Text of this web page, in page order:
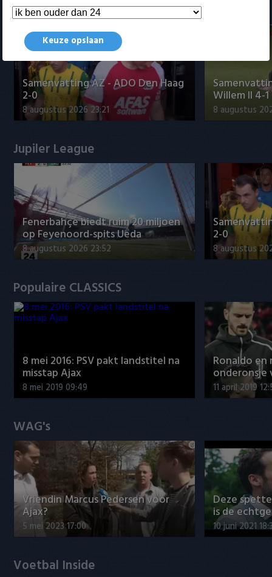
Samenvattingen Eredivisie
Samenvatting AZ - ADO Den Haag
2-0
8 augustus 2026 23:21
Willem II 4-1
8 augustus
Jupiler League
Fenerbahçe biedt ruim 20 miljoen
op Feyenoord-spits Ueda
8 augustus 2026 23:52
2-0
8 augustus
Populaire CLASSICS
8 mei 2016: PSV pakt landstitel na
misstap Ajax
8 mei 2019 09:49
Ronaldo
onderonsje
11 april 2019
WAG's
Vriendin Marcus Pedersen voor
Ajax?
5 mei 2023 17:00
Deze
is de
10 juni 2021
Voetbal Inside
Keuze opslaan